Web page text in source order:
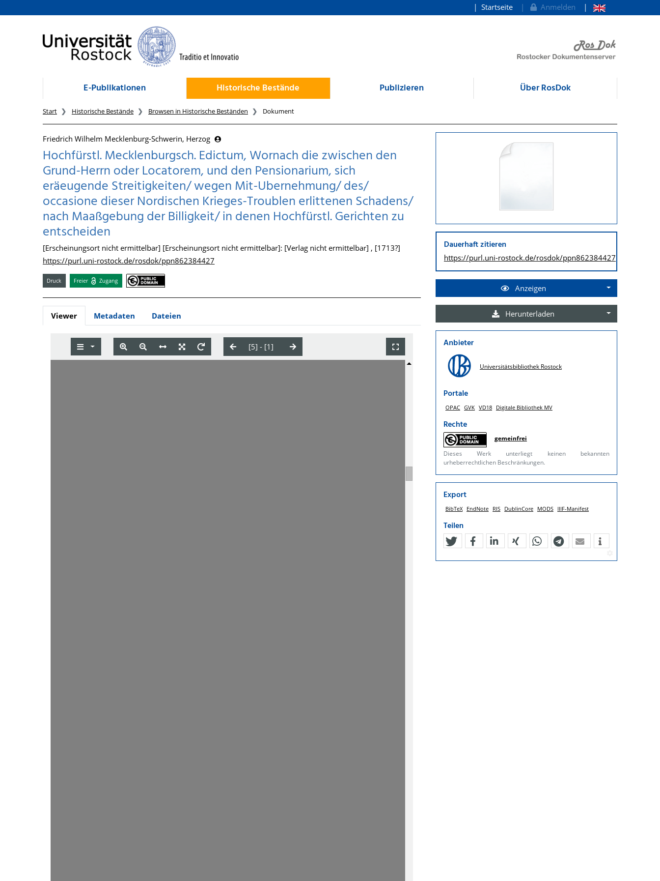
zum Inhalt
Startseite Anmelden
E-Publikationen Historische Bestände Publizieren Über RosDok
Start Historische Bestände Browsen in Historische Beständen Dokument
Friedrich Wilhelm Mecklenburg-Schwerin, Herzog
Hochfürstl. Mecklenburgsch. Edictum, Wornach die zwischen den
Grund-Herrn oder Locatorem, und den Pensionarium, sich
eräeugende Streitigkeiten/ wegen Mit-Ubernehmung/ des/
occasione dieser Nordischen Krieges-Troublen erlittenen Schadens/
nach Maaßgebung der Billigkeit/ in denen Hochfürstl. Gerichten zu
entscheiden
[Erscheinungsort nicht ermittelbar] [Erscheinungsort nicht ermittelbar]: [Verlag nicht ermittelbar] , [1713?]
https://purl.uni-rostock.de/rosdok/ppn862384427
Druck Freier Zugang
Viewer Metadaten Dateien
Dauerhaft zitieren
https://purl.uni-rostock.de/rosdok/ppn862384427
Anzeigen
Herunterladen
Anbieter
Universitätsbibliothek Rostock
Portale
OPAC GVK VD18 Digitale Bibliothek MV
Rechte
gemeinfrei
Dieses Werk unterliegt keinen bekannten
urheberrechtlichen Beschränkungen.
Export
BibTeX EndNote RIS DublinCore MODS IIIF-Manifest
Teilen